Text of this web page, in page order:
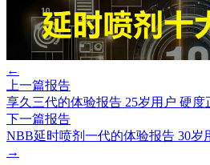
←
上一篇报告
享久三代的体验报告 25岁用户 硬度
下一篇报告
NBB延时喷剂一代的体验报告 30岁
→